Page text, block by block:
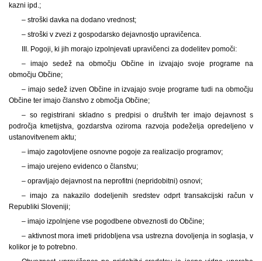
kazni ipd.;
– stroški davka na dodano vrednost;
– stroški v zvezi z gospodarsko dejavnostjo upravičenca.
III. Pogoji, ki jih morajo izpolnjevati upravičenci za dodelitev pomoči:
– imajo sedež na območju Občine in izvajajo svoje programe na
območju Občine;
– imajo sedež izven Občine in izvajajo svoje programe tudi na območju
Občine ter imajo članstvo z območja Občine;
– so registrirani skladno s predpisi o društvih ter imajo dejavnost s
področja kmetijstva, gozdarstva oziroma razvoja podeželja opredeljeno v
ustanovitvenem aktu;
– imajo zagotovljene osnovne pogoje za realizacijo programov;
– imajo urejeno evidenco o članstvu;
– opravljajo dejavnost na neprofitni (nepridobitni) osnovi;
– imajo za nakazilo dodeljenih sredstev odprt transakcijski račun v
Republiki Sloveniji;
– imajo izpolnjene vse pogodbene obveznosti do Občine;
– aktivnost mora imeti pridobljena vsa ustrezna dovoljenja in soglasja, v
kolikor je to potrebno.